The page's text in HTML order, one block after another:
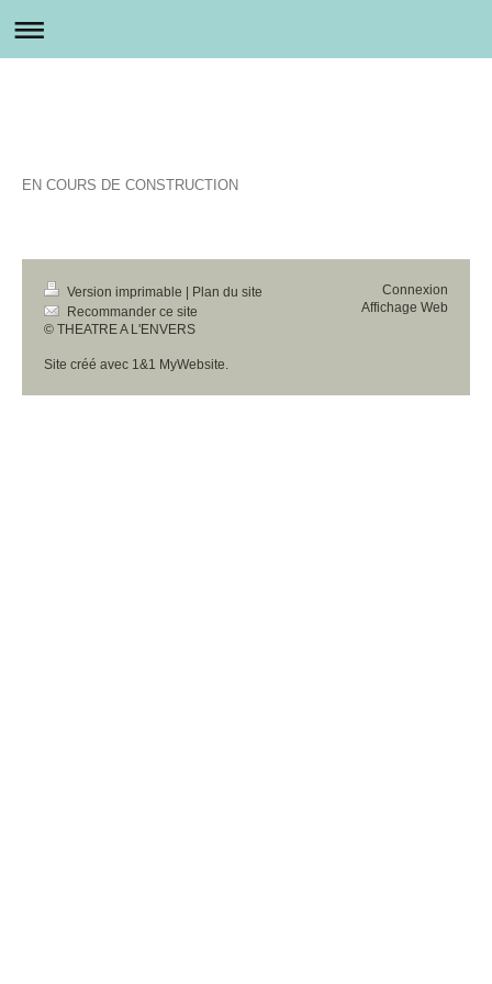
EN COURS DE CONSTRUCTION
Version imprimable
Plan du site
Recommander ce site
© THEATRE A L'ENVERS
Site créé avec 1&1 MyWebsite
Connexion
Affichage Web